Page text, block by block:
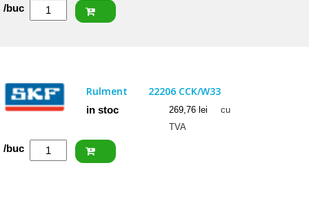
Cantitate
NACHI
/buc
Rulment 22206 CCK/W33
in stoc 269,76 lei
cu
TVA
Cantitate
/buc